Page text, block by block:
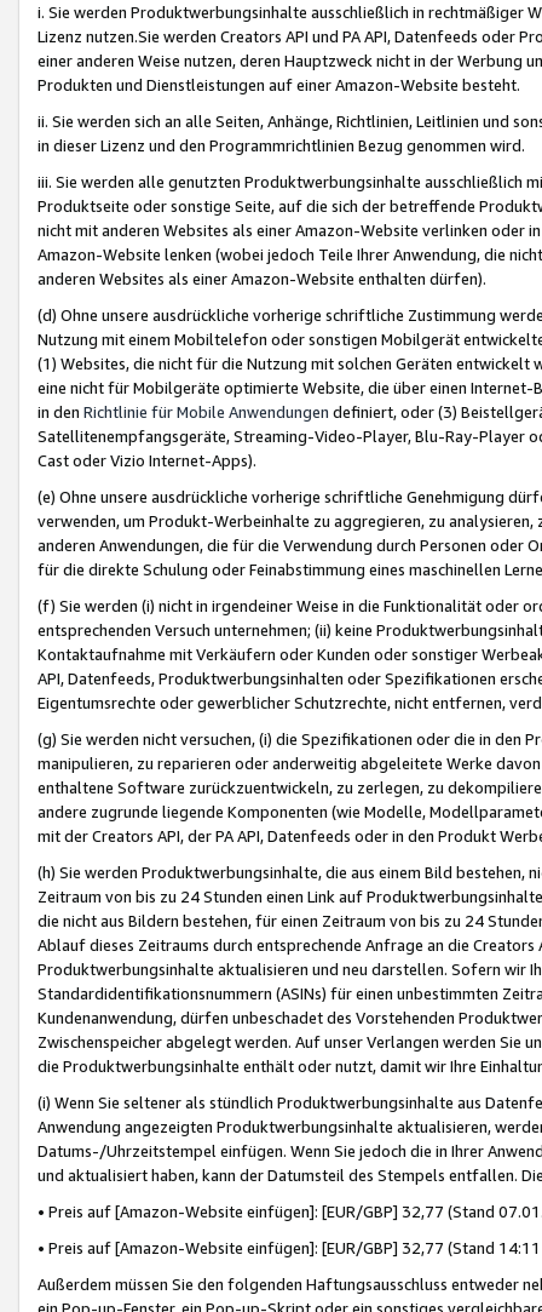
i. Sie werden Produktwerbungsinhalte ausschließlich in rechtmäßiger
Lizenz nutzen.Sie werden Creators API und PA API, Datenfeeds oder
einer anderen Weise nutzen, deren Hauptzweck nicht in der Werbung
Produkten und Dienstleistungen auf einer Amazon-Website besteht.
ii. Sie werden sich an alle Seiten, Anhänge, Richtlinien, Leitlinien und
in dieser Lizenz und den Programmrichtlinien Bezug genommen wird.
iii. Sie werden alle genutzten Produktwerbungsinhalte ausschließlich
Produktseite oder sonstige Seite, auf die sich der betreffende
nicht mit anderen Websites als einer Amazon-Website verlinken oder
Amazon-Website lenken (wobei jedoch Teile Ihrer Anwendung, die
anderen Websites als einer Amazon-Website enthalten dürfen).
(d) Ohne unsere ausdrückliche vorherige schriftliche Zustimmung
Nutzung mit einem Mobiltelefon oder sonstigen Mobilgerät
(1) Websites, die nicht für die Nutzung mit solchen Geräten
eine nicht für Mobilgeräte optimierte Website, die über einen
in den Richtlinie für Mobile Anwendungen definiert, oder (3)
Satellitenempfangsgeräte, Streaming-Video-Player, Blu-Ray-Player
Cast oder Vizio Internet-Apps).
(e) Ohne unsere ausdrückliche vorherige schriftliche Genehmigung
verwenden, um Produkt-Werbeinhalte zu aggregieren, zu
anderen Anwendungen, die für die Verwendung durch Personen
für die direkte Schulung oder Feinabstimmung eines maschinellen
(f) Sie werden (i) nicht in irgendeiner Weise in die Funktionalität oder
entsprechenden Versuch unternehmen; (ii) keine
Kontaktaufnahme mit Verkäufern oder Kunden oder sonstiger
API, Datenfeeds, Produktwerbungsinhalten oder Spezifikationen
Eigentumsrechte oder gewerblicher Schutzrechte, nicht entfernen,
(g) Sie werden nicht versuchen, (i) die Spezifikationen oder die in
manipulieren, zu reparieren oder anderweitig abgeleitete Werke
enthaltene Software zurückzuentwickeln, zu zerlegen, zu
andere zugrunde liegende Komponenten (wie Modelle,
mit der Creators API, der PA API, Datenfeeds oder in den Produkt
(h) Sie werden Produktwerbungsinhalte, die aus einem Bild bestehen,
Zeitraum von bis zu 24 Stunden einen Link auf
die nicht aus Bildern bestehen, für einen Zeitraum von bis zu 24
Ablauf dieses Zeitraums durch entsprechende Anfrage an die
Produktwerbungsinhalte aktualisieren und neu darstellen. Sofern wir
Standardidentifikationsnummern (ASINs) für einen unbestimmten
Kundenanwendung, dürfen unbeschadet des Vorstehenden
Zwischenspeicher abgelegt werden. Auf unser Verlangen werden Sie
die Produktwerbungsinhalte enthält oder nutzt, damit wir Ihre
(i) Wenn Sie seltener als stündlich Produktwerbungsinhalte aus
Anwendung angezeigten Produktwerbungsinhalte aktualisieren,
Datums-/Uhrzeitstempel einfügen. Wenn Sie jedoch die in Ihrer
und aktualisiert haben, kann der Datumsteil des Stempels entfallen.
• Preis auf [Amazon-Website einfügen]: [EUR/GBP] 32,77 (Stand
• Preis auf [Amazon-Website einfügen]: [EUR/GBP] 32,77 (Stand
Außerdem müssen Sie den folgenden Haftungsausschluss entweder
ein Pop-up-Fenster, ein Pop-up-Skript oder ein sonstiges